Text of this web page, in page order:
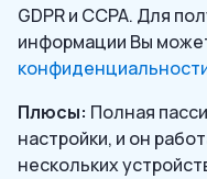
GDPR и CCPA. Для
информации Вы
Плюсы: Полная
настройки, и он
нескольких